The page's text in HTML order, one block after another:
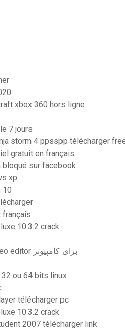
xbox 360 hors ligne
7 jours
storm 4 ppsspp télécharger
gratuit en français
bloqué sur facebook
xp
10
français
10.3.2 crack
دانلود برنامه wondershare video editor برای کامپیوتر
ou 64 bits linux
télécharger pc
10.3.2 crack
2007 télécharger link